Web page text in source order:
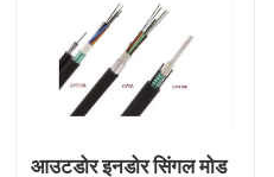
आउटडोर फाइबर ऑप्टिक केबल
इंडोर फाइबर ऑप्टिक केबल
फाइबर ऑप्टिक केबल
आउटडोर इनडोर सिंगल मोड